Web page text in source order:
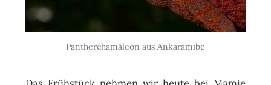
Pantherchamäleon aus Ankaramibe